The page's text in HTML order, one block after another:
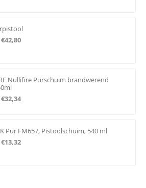
€42,80
Nullifire Purschuim brandwerend
€32,34
Pur FM657, Pistoolschuim, 540 ml
€13,32